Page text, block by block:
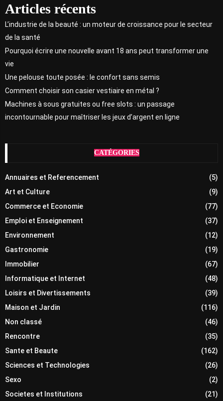
Articles récents
L’industrie de la beauté : un moteur de croissance pour le secteur
de la santé
Pourquoi écrire une nouvelle avant 18 ans peut transformer une
vie
Une pelouse toute posée : le confort sans semis
Comment choisir son casier vestiaire en métal ?
Machines à sous gratuites ou free slots : un passage
incontournable pour maîtriser les jeux d’argent en ligne
CATÉGORIES
Annuaires et Referencement
(5)
Art et Culture
(9)
Commerce et Economie
(77)
Emploi et Enseignement
(37)
Environnement
(12)
Gastronomie
(19)
Immobilier
(67)
Informatique et Internet
(48)
Loisirs et Divertissements
(39)
Maison et Jardin
(116)
Non classé
(46)
Rencontre
(35)
Sante et Beaute
(162)
Sciences et Technologies
(26)
Sexo
(2)
Societes et Institutions
(21)